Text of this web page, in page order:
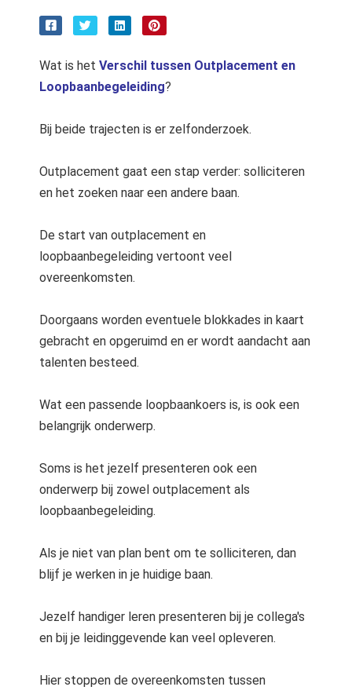
Wat is het Verschil tussen Outplacement en
Loopbaanbegeleiding?
Bij beide trajecten is er zelfonderzoek.
Outplacement gaat een stap verder: solliciteren
en het zoeken naar een andere baan.
De start van outplacement en
loopbaanbegeleiding vertoont veel
overeenkomsten.
Doorgaans worden eventuele blokkades in kaart
gebracht en opgeruimd en er wordt aandacht aan
talenten besteed.
Wat een passende loopbaankoers is, is ook een
belangrijk onderwerp.
Soms is het jezelf presenteren ook een
onderwerp bij zowel outplacement als
loopbaanbegeleiding.
Als je niet van plan bent om te solliciteren, dan
blijf je werken in je huidige baan.
Jezelf handiger leren presenteren bij je collega's
en bij je leidinggevende kan veel opleveren.
Hier stoppen de overeenkomsten tussen
op
Hierdoor
website-
van